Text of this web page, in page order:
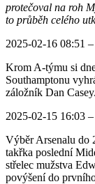
protečoval na roh
to průběh celého
2025-02-16 08:51 –
Krom A-týmu si
Southamptonu
záložník Dan Casey.
2025-02-15 16:03 –
Výběr Arsenalu do
takřka poslední
střelec mužstva
povýšení do